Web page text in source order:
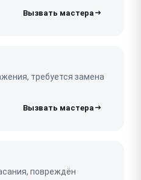
требуется замена
повреждён